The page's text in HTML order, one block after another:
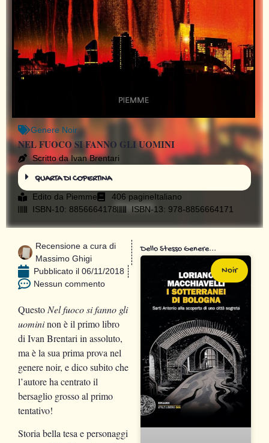
Genere Noir
NEL FUOCO SI FANNO GLI UOMINI
Scritto da Ivan Brentari
QUARTA DI COPERTINA
Edito da Piemme 406 pagineItaliano
ISBN-10: 8856664178
ISBN-13: 978-8856664171
Recensione a cura di
Massimo Ghigi
Pubblicato il 06/11/2018
Nessun commento
Questo Nel fuoco si fanno gli
uomininon è il primo libro
di Ivan Brentari in assoluto,
ma è la sua prima prova nel
genere noir, e dico subito che
l’autore ha centrato il
bersaglio grosso al primo
tentativo!
Storia bella tesa e personaggi
Dello Stesso Genere...
Noir